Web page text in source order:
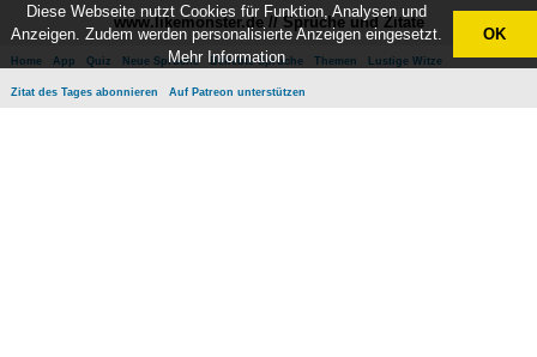
www.likemonster.de // Sprüche und Zitate
Home App Quiz Neue Sprüche Beliebte Sprüche Themen Lustige Witze
Zitat des Tages abonnieren Auf Patreon unterstützen
Diese Webseite nutzt Cookies für Funktion, Analysen und
Anzeigen. Zudem werden personalisierte Anzeigen eingesetzt.
Mehr Information
OK